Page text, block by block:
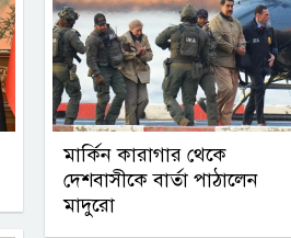
মার্কিন কারাগার থেকে
দেশবাসীকে বার্তা পাঠালেন
মাদুরো